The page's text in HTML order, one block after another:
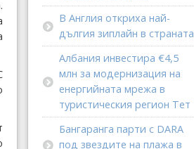
В Англия откриха най-
дългия зиплайн в страната
Албания инвестира €4,5
млн за модернизация на
енергийната мрежа в
туристическия регион Тет
Бангаранга парти с DARA
под звездите на плажа в